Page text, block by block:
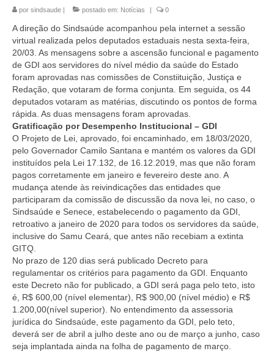
por sindsaude | postado em: Notícias | 0
A direção do Sindsaúde acompanhou pela internet a sessão
virtual realizada pelos deputados estaduais nesta sexta-feira,
20/03. As mensagens sobre a ascensão funcional e pagamento
de GDI aos servidores do nível médio da saúde do Estado
foram aprovadas nas comissões de Constiituição, Justiça e
Redação, que votaram de forma conjunta. Em seguida, os 44
deputados votaram as matérias, discutindo os pontos de forma
rápida. As duas mensagens foram aprovadas.
Gratificação por Desempenho Institucional – GDI
O Projeto de Lei, aprovado, foi encaminhado, em 18/03/2020,
pelo Governador Camilo Santana e mantém os valores da GDI
instituídos pela Lei 17.132, de 16.12.2019, mas que não foram
pagos corretamente em janeiro e fevereiro deste ano. A
mudança atende às reivindicações das entidades que
participaram da comissão de discussão da nova lei, no caso, o
Sindsaúde e Senece, estabelecendo o pagamento da GDI,
retroativo a janeiro de 2020 para todos os servidores da saúde,
inclusive do Samu Ceará, que antes não recebiam a extinta
GITQ.
No prazo de 120 dias será publicado Decreto para
regulamentar os critérios para pagamento da GDI. Enquanto
este Decreto não for publicado, a GDI será paga pelo teto, isto
é, R$ 600,00 (nível elementar), R$ 900,00 (nível médio) e R$
1.200,00(nível superior). No entendimento da assessoria
jurídica do Sindsaúde, este pagamento da GDI, pelo teto,
deverá ser de abril a julho deste ano ou de março a junho, caso
seja implantada ainda na folha de pagamento de março.